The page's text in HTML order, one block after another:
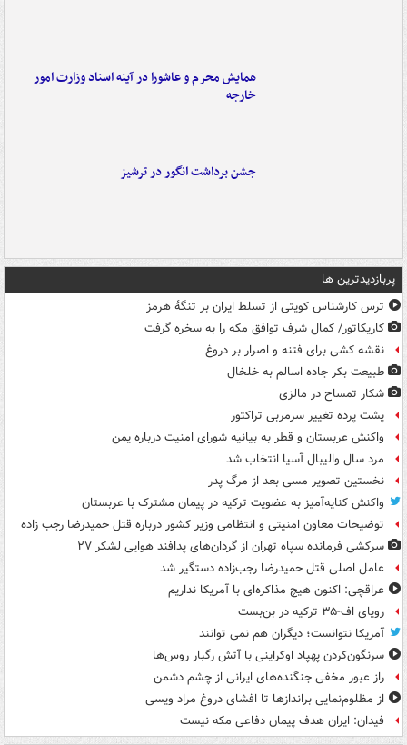
همایش محرم و عاشورا در آینه اسناد وزارت امور
خارجه
جشن برداشت انگور در ترشیز
پربازدیدترین ها
ترس کارشناس کویتی از تسلط ایران بر تنگۀ هرمز
کاریکاتور/ کمال شرف توافق مکه را به سخره گرفت
نقشه کشی برای فتنه و اصرار بر دروغ
طبیعت بکر جاده اسالم به خلخال
شکار تمساح در مالزی
پشت پرده تغییر سرمربی تراکتور
واکنش عربستان و قطر به بیانیه شورای امنیت درباره یمن
مرد سال والیبال آسیا انتخاب شد
نخستین تصویر مسی بعد از مرگ پدر
واکنش کنایه‌آمیز به عضویت ترکیه در پیمان مشترک با عربستان
توضیحات معاون امنیتی و انتظامی وزیر کشور درباره قتل حمیدرضا رجب زاده
سرکشی فرمانده سپاه تهران از گردان‌های پدافند هوایی لشکر ۲۷
عامل اصلی قتل حمیدرضا رجب‌زاده دستگیر شد
عراقچی: اکنون هیچ مذاکره‌ای با آمریکا نداریم
رویای اف-۳۵ ترکیه در بن‌بست
آمریکا نتوانست؛ دیگران هم نمی توانند
سرنگون‌کردن پهپاد اوکراینی با آتش رگبار روس‌ها
راز عبور مخفی جنگنده‌های ایرانی از چشم دشمن
از مظلوم‌نمایی براندازها تا افشای دروغ مراد ویسی
فیدان: ایران هدف پیمان دفاعی مکه نیست